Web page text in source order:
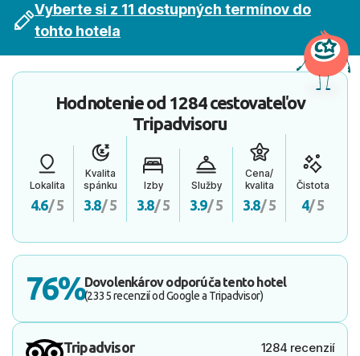
Vyberte si z 11 dostupných termínov do
tohto hotela
Hodnotenie od 1284 cestovateľov
Tripadvisoru
Lokalita
4.6/ 5
Kvalita
spánku
3.8/ 5
Izby
3.8/ 5
Služby
3.9/ 5
Cena/
kvalita
3.8/ 5
Čistota
4/ 5
76%Dovolenkárov odporúča tento hotel
(2335 recenzií od Google a Tripadvisor)
Tripadvisor 1284 recenzií